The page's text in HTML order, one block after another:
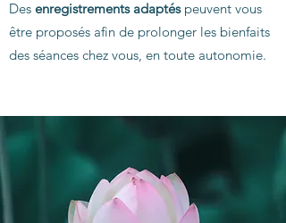
Des enregistrements adaptéspeuvent vous
être proposés afin de prolonger les bienfaits
des séances chez vous, en toute autonomie.